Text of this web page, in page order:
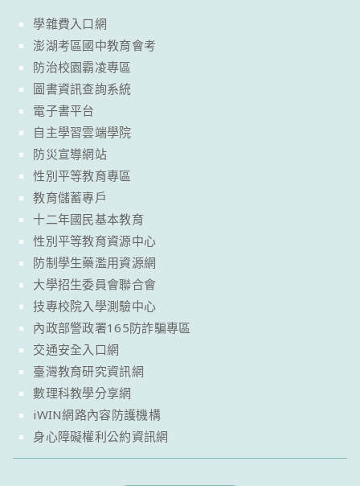
學雜費入口網
澎湖考區國中教育會考
防治校園霸凌專區
圖書資訊查詢系統
電子書平台
自主學習雲端學院
防災宣導網站
性別平等教育專區
教育儲蓄專戶
十二年國民基本教育
性別平等教育資源中心
防制學生藥濫用資源網
大學招生委員會聯合會
技專校院入學測驗中心
內政部警政署165防詐騙專區
交通安全入口網
臺灣教育研究資訊網
數理科教學分享網
iWIN網路內容防護機構
身心障礙權利公約資訊網